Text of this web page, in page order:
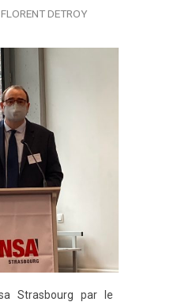
FLORENT DETROY
Strasbourg par le